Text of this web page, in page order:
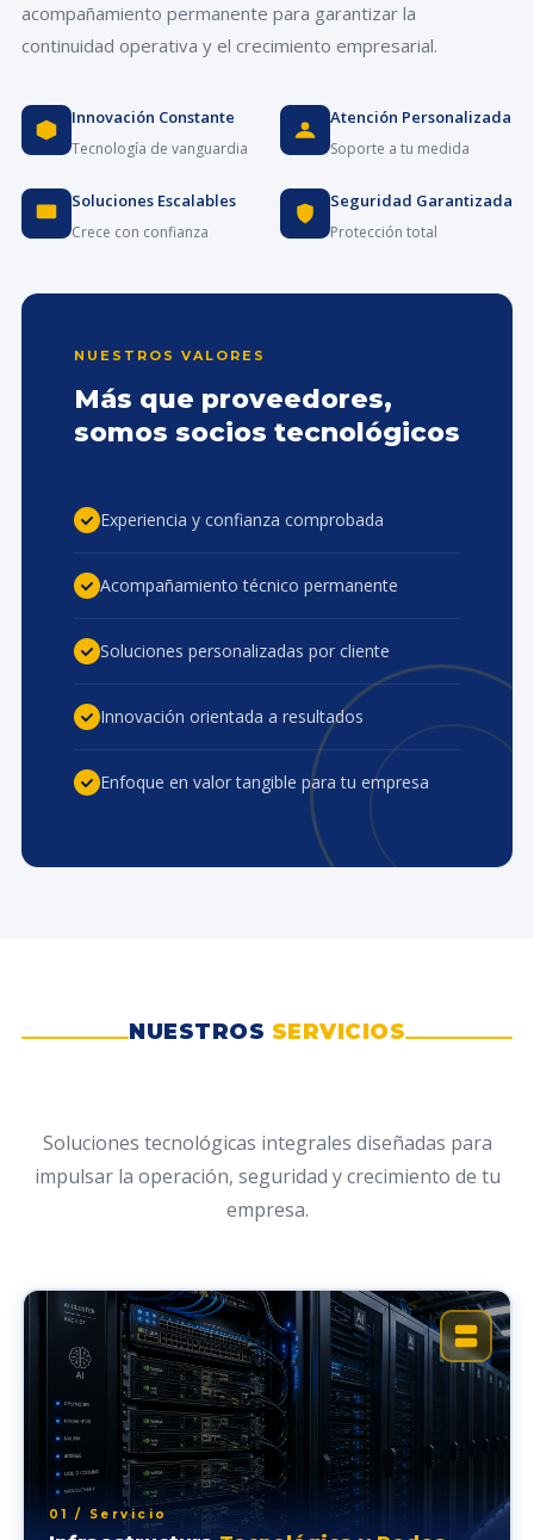
acompañamiento permanente para garantizar la
continuidad operativa y el crecimiento empresarial.
Innovación Constante
Tecnología de vanguardia
Atención Personalizada
Soporte a tu medida
Soluciones Escalables
Crece con confianza
Seguridad Garantizada
Protección total
NUESTROS VALORES
Más que proveedores,
somos socios tecnológicos
Experiencia y confianza comprobada
Acompañamiento técnico permanente
Soluciones personalizadas por cliente
Innovación orientada a resultados
Enfoque en valor tangible para tu empresa
NUESTROS SERVICIOS
Soluciones tecnológicas integrales diseñadas para
impulsar la operación, seguridad y crecimiento de tu
empresa.
01 / Servicio